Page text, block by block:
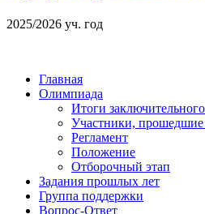
2025/2026 уч. год
Главная
Олимпиада
Итоги
Участники, прошедшие
Регламент
Положение
Отборочный этап
Задания прошлых лет
Группа поддержки
Вопрос-Ответ